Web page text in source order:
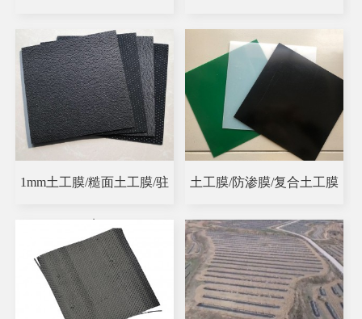
1mm土工膜/糙面土工膜/驻 土工膜/防渗膜/复合土工膜